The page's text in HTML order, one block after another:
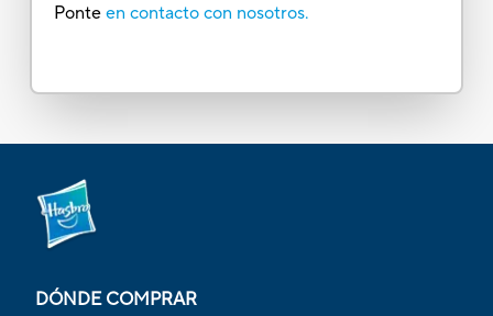
Ponte en contacto con nosotros.
DÓNDE COMPRAR